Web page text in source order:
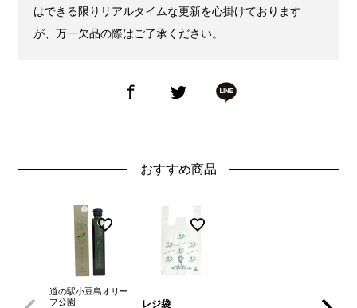
はできる限りリアルタイムな更新を心掛けております
が、万一欠品の際はご了承ください。
おすすめ商品
道の駅小豆島オリー
ブ公園
レジ袋